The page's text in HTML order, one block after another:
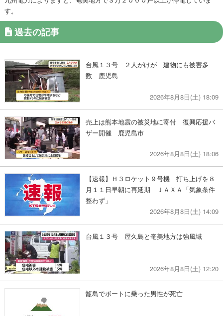
す。
過去の記事
台風１３号 ２人がけが 建物にも被害多
数 鹿児島
2026年8月8日(土) 18:09
売上は熊本地震の被災地に寄付 復興応援バ
ザー開催 鹿児島市
2026年8月8日(土) 18:06
【速報】Ｈ３ロケット９号機 打ち上げを８
月１１日早朝に再延期 ＪＡＸＡ「気象条件
整わず」
2026年8月8日(土) 14:09
台風１３号 屋久島と奄美地方は強風域
2026年8月8日(土) 12:20
甑島でボートに乗った男性が死亡